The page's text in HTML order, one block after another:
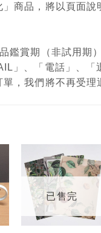
商品，將以頁面說
鑑賞期（非試用期
」、「電話」、「
，我們將不再受
加入
已售完